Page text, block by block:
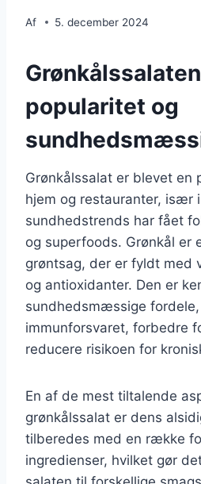
Af 5. december 2024
popularitet og
Grønkålssalat er blevet en
hjem og restauranter, især
sundhedstrends har fået
og superfoods. Grønkål er
grøntsag, der er fyldt med
og antioxidanter. Den er
sundhedsmæssige
immunforsvaret, forbedre
reducere risikoen for
En af de mest tiltalende
grønkålssalat er dens
tilberedes med en række
ingredienser, hvilket gør